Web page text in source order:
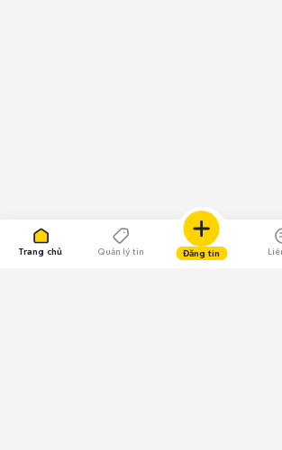
Trang chủ Quản lý tin Đăng tin